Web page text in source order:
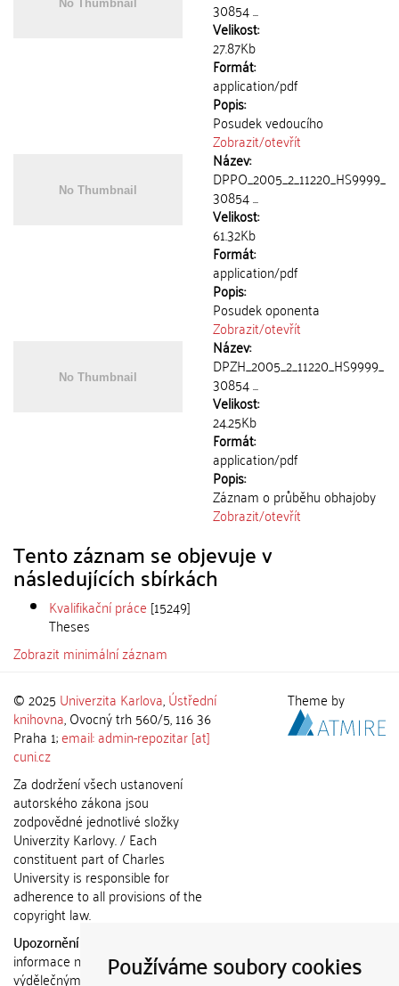
Používáme soubory cookies
30854 ...
Velikost:
27.87Kb
Formát:
application/pdf
Popis:
Posudek vedoucího
Zobrazit/otevřít
Název:
DPPO_2005_2_11220_HS9999_
30854 ...
Velikost:
61.32Kb
Formát:
application/pdf
Popis:
Posudek oponenta
Zobrazit/otevřít
Název:
DPZH_2005_2_11220_HS9999_
30854 ...
Velikost:
24.25Kb
Formát:
application/pdf
Popis:
Záznam o průběhu obhajoby
Zobrazit/otevřít
Tento záznam se objevuje v
následujících sbírkách
Kvalifikační práce [15249]
Theses
Zobrazit minimální záznam
© 2025 Univerzita Karlova,Ústřední
knihovna, Ovocný trh 560/5, 116 36
Praha 1;email: admin-repozitar [at]
cuni.cz
Za dodržení všech ustanovení
autorského zákona jsou
zodpovědné jednotlivé složky
Univerzity Karlovy. / Each
constituent part of Charles
University is responsible for
adherence to all provisions of the
copyright law.
Upozornění / Notice:
informace nemohou být použity k
výdělečným účelům nebo vydávány
Theme by